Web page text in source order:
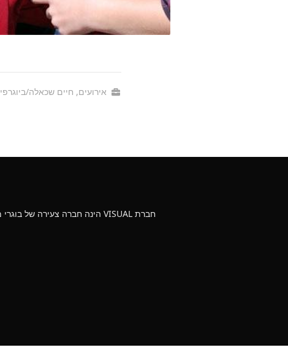
אירועים, חיים שכאלה/ביוגרפי
חברת VISUAL הינה חברה צעירה של בוגרי מגמת קולנוע וטלוויזיה עם ניסיון של 10 שנים בהפקת סרטים מקצועיים לעסקים וללקוחות פרטיים במחירים נוחים.